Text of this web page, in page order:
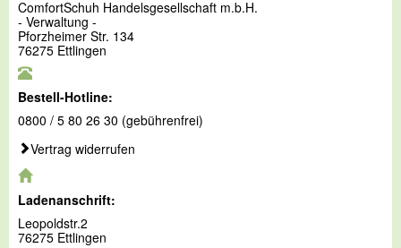
ComfortSchuh Handelsgesellschaft m.b.H.
- Verwaltung -
Pforzheimer Str. 134
76275 Ettlingen
Bestell-Hotline:
0800 / 5 80 26 30 (gebührenfrei)
Vertrag widerrufen
Ladenanschrift:
Leopoldstr.2
76275 Ettlingen